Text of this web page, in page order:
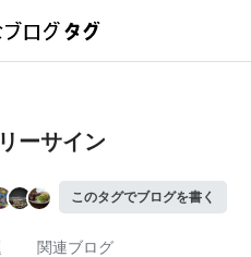
ーサイン
このタグでブログを書く
関連ブログ